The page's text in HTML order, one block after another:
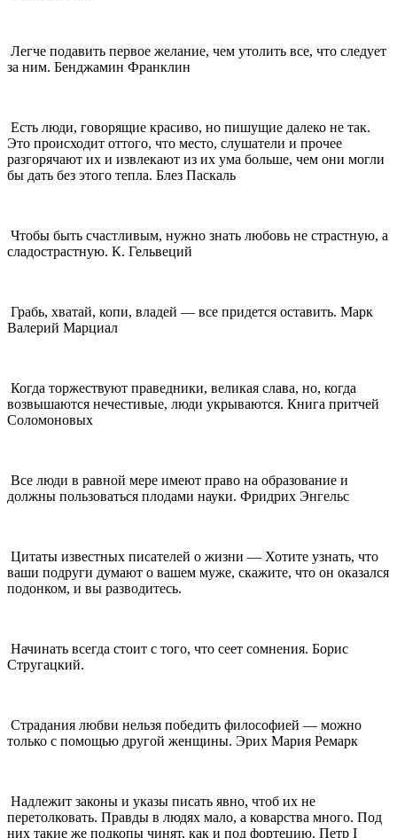
Легче подавить первое желание, чем утолить все, что следует
за ним. Бенджамин Франклин
Есть люди, говорящие красиво, но пишущие далеко не так.
Это происходит оттого, что место, слушатели и прочее
разгорячают их и извлекают из их ума больше, чем они могли
бы дать без этого тепла. Блез Паскаль
Чтобы быть счастливым, нужно знать любовь не страстную, а
сладострастную. К. Гельвеций
Грабь, хватай, копи, владей — все придется оставить. Марк
Валерий Марциал
Когда торжествуют праведники, великая слава, но, когда
возвышаются нечестивые, люди укрываются. Книга притчей
Соломоновых
Все люди в равной мере имеют право на образование и
должны пользоваться плодами науки. Фридрих Энгельс
Цитаты известных писателей о жизни — Хотите узнать, что
ваши подруги думают о вашем муже, скажите, что он оказался
подонком, и вы разводитесь.
Начинать всегда стоит с того, что сеет сомнения. Борис
Стругацкий.
Страдания любви нельзя победить философией — можно
только с помощью другой женщины. Эрих Мария Ремарк
Надлежит законы и указы писать явно, чтоб их не
перетолковать. Правды в людях мало, а коварства много. Под
них такие же подкопы чинят, как и под фортецию. Петр I